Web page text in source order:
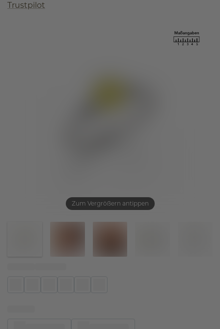
Zum Vergrößern antippen
Trustpilot